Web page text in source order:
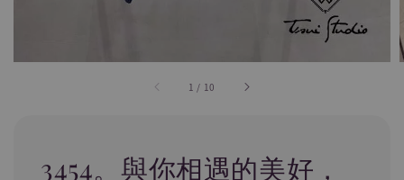
1 / 10
3454。與你相遇的美好，